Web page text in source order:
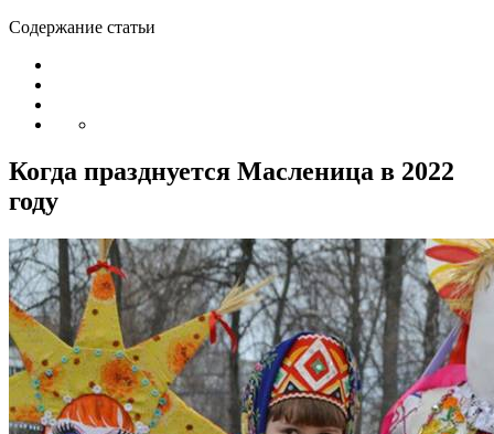
Содержание статьи
Когда празднуется Масленица в 2022
году